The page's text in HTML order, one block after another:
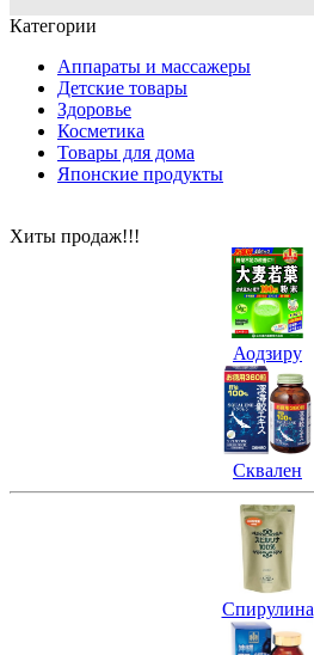
Категории
Аппараты и массажеры
Детские товары
Здоровье
Косметика
Товары для дома
Японские продукты
Хиты продаж!!!
Аодзиру
Сквален
Спирулина